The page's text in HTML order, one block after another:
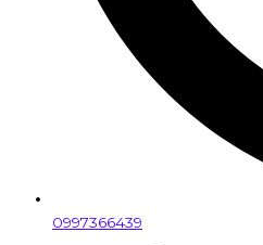
0997366439